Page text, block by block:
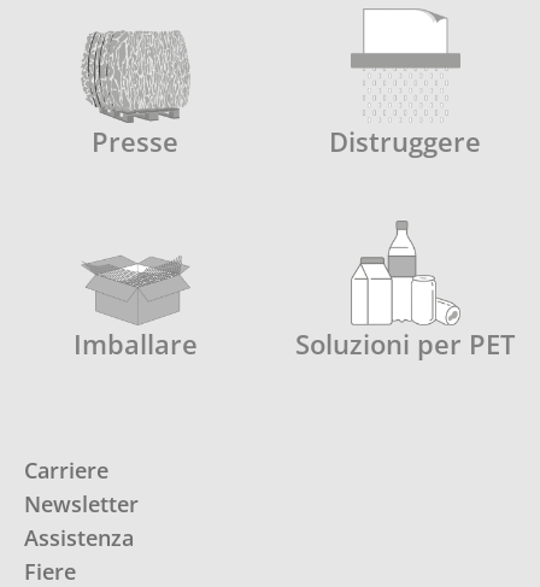
Presse Distruggere
Imballare Soluzioni per PET
Carriere
Newsletter
Assistenza
Fiere